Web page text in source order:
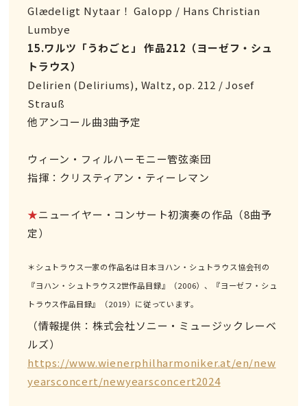
Glædeligt Nytaar！ Galopp / Hans Christian
Lumbye
15.ワルツ「うわごと」 作品212（ヨーゼフ・シュ
トラウス）
Delirien (Deliriums), Waltz, op. 212 / Josef
Strauß
他アンコール曲3曲予定
ウィーン・フィルハーモニー管弦楽団
指揮：クリスティアン・ティーレマン
★ニューイヤー・コンサート初演奏の作品（8曲予
定）
＊シュトラウス一家の作品名は日本ヨハン・シュトラウス協会刊の
『ヨハン・シュトラウス2世作品目録』（2006）、『ヨーゼフ・シュ
トラウス作品目録』（2019）に従っています。
（情報提供：株式会社ソニー・ミュージックレーベ
ルズ）
https://www.wienerphilharmoniker.at/en/new
yearsconcert/newyearsconcert2024